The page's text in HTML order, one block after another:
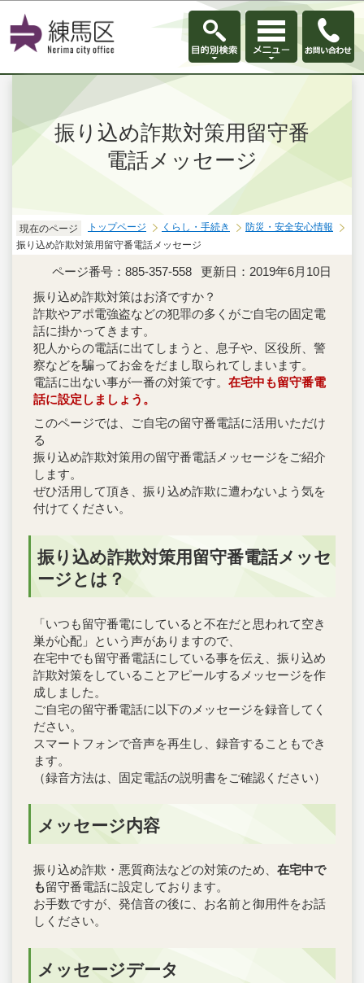
このページの本文へ移動
振り込め詐欺対策用留守番
電話メッセージ
現在のページ トップページ くらし・手続き
防災・安全安心情報
振り込め詐欺対策用留守番電話メッセージ
ページ番号：885-357-558
更新日：2019年6月10日
振り込め詐欺対策はお済ですか？
詐欺やアポ電強盗などの犯罪の多くがご自宅の固定電
話に掛かってきます。
犯人からの電話に出てしまうと、息子や、区役所、警
察などを騙ってお金をだまし取られてしまいます。
電話に出ない事が一番の対策です。 在宅中も留守番電
話に設定しましょう。
このページでは、ご自宅の留守番電話に活用いただけ
る
振り込め詐欺対策用の留守番電話メッセージをご紹介
します。
ぜひ活用して頂き、振り込め詐欺に遭わないよう気を
付けてください。
振り込め詐欺対策用留守番電話メッセ
ージとは？
「いつも留守番電にしていると不在だと思われて空き
巣が心配」という声がありますので、
在宅中でも留守番電話にしている事を伝え、振り込め
詐欺対策をしていることアピールするメッセージを作
成しました。
ご自宅の留守番電話に以下のメッセージを録音してく
ださい。
スマートフォンで音声を再生し、録音することもでき
ます。
（録音方法は、固定電話の説明書をご確認ください）
メッセージ内容
振り込め詐欺・悪質商法などの対策のため、 在宅中で
も留守番電話に設定しております。
お手数ですが、発信音の後に、お名前と御用件をお話
しください。
メッセージデータ